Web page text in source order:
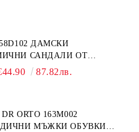
ДАМСКИ
САНДАЛИ ОТ
КОЖА, БЕЖОВИ
87.82лв.
ORTO 163M002
МЪЖКИ ОБУВКИ